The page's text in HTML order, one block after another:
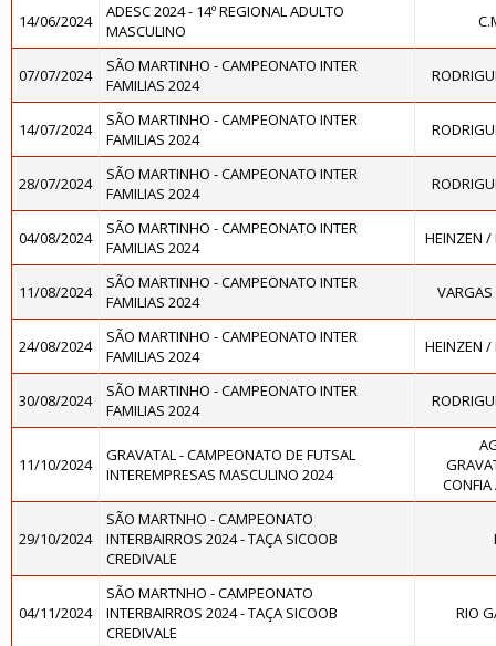
14/06/2024
ADESC 2024 - 14º REGIONAL ADULTO
MASCULINO
07/07/2024
SÃO MARTINHO - CAMPEONATO INTER
FAMILIAS 2024
14/07/2024
SÃO MARTINHO - CAMPEONATO INTER
FAMILIAS 2024
28/07/2024
SÃO MARTINHO - CAMPEONATO INTER
FAMILIAS 2024
04/08/2024
SÃO MARTINHO - CAMPEONATO INTER
FAMILIAS 2024
HEINZEN /
11/08/2024
SÃO MARTINHO - CAMPEONATO INTER
FAMILIAS 2024
24/08/2024
SÃO MARTINHO - CAMPEONATO INTER
FAMILIAS 2024
HEINZEN /
30/08/2024
SÃO MARTINHO - CAMPEONATO INTER
FAMILIAS 2024
11/10/2024
GRAVATAL - CAMPEONATO DE FUTSAL
INTEREMPRESAS MASCULINO 2024
29/10/2024
SÃO MARTNHO - CAMPEONATO
INTERBAIRROS 2024 - TAÇA SICOOB
CREDIVALE
04/11/2024
SÃO MARTNHO - CAMPEONATO
INTERBAIRROS 2024 - TAÇA SICOOB
CREDIVALE
RIO